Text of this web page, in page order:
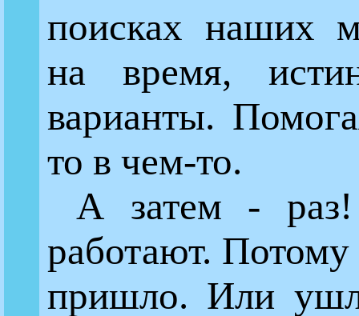
поисках наших
на время,
варианты.
то в чем-то.
А затем -
работают.
пришло. Или